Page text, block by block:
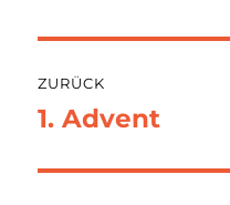
ZURÜCK
Vorheriger
1. Advent